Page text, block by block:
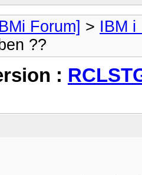
Forum] > IBM i
??
: